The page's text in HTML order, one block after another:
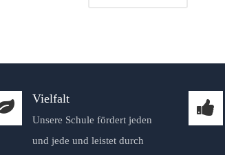
Vielfalt
Unsere Schule fördert jeden
und jede und leistet durch